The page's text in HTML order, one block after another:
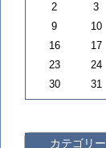
2
3
9
10
16
17
23
24
30
31
カテゴリー